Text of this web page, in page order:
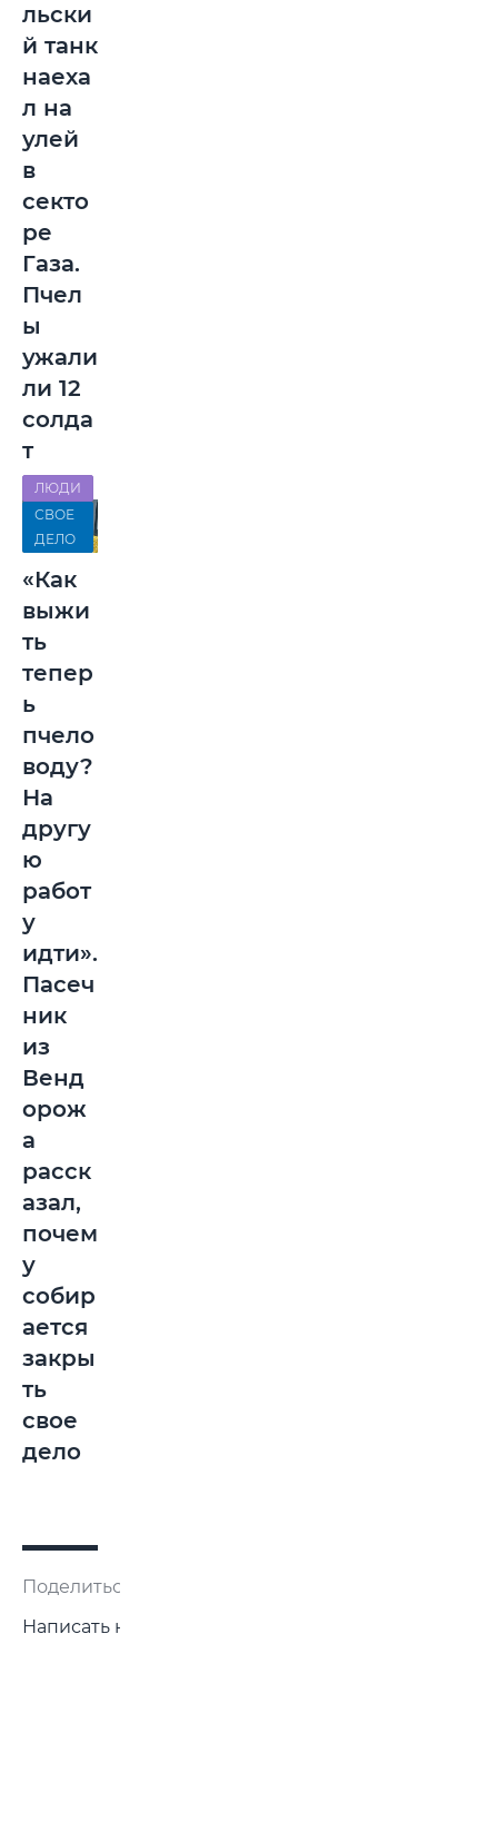
льски
й танк
наеха
л на
улей
в
секто
ре
Газа.
Пчел
ы
ужали
ли 12
солда
т
ЛЮДИ
СВОЕ
ДЕЛО
«Как
выжи
ть
тепер
ь
пчело
воду?
На
другу
ю
работ
у
идти».
Пасеч
ник
из
Венд
орож
а
расск
азал,
почем
у
собир
ается
закры
ть
свое
дело
Поделиться:
Написать нам